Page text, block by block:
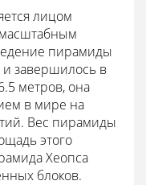
лицом
пирамиды
и завершилось в
метров, она
в мире на
Вес пирамиды
этого
Хеопса
блоков.